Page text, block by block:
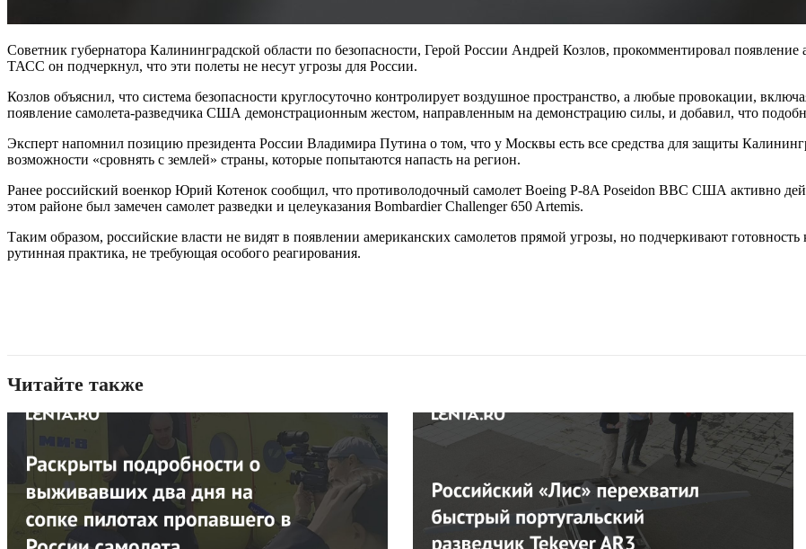
Советник губернатора Калининградской области по безопасности, Герой России Андрей Козлов, прокомментировал
ТАСС он подчеркнул, что эти полеты не несут угрозы для России.
Козлов объяснил, что система безопасности круглосуточно контролирует воздушное пространство, а любые провокации,
появление самолета-разведчика США демонстрационным жестом, направленным на демонстрацию силы, и добавил, что
Эксперт напомнил позицию президента России Владимира Путина о том, что у Москвы есть все средства для защиты
возможности «сровнять с землей» страны, которые попытаются напасть на регион.
Ранее российский военкор Юрий Котенок сообщил, что противолодочный самолет Boeing P-8A Poseidon ВВС США активно
этом районе был замечен самолет разведки и целеуказания Bombardier Challenger 650 Artemis.
Таким образом, российские власти не видят в появлении американских самолетов прямой угрозы, но подчеркивают
рутинная практика, не требующая особого реагирования.
Читайте также